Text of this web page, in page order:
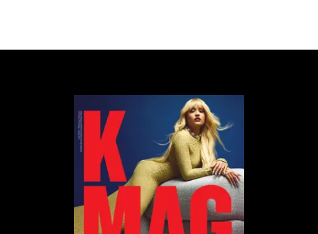
kwestii. Jeżeli dostaję tekst, którego wiem, że aktor
nawet nie będzie chciał bronić, bo tak bardzo nie
przystaje do naszego rozumienia rzeczywistości tu i
teraz – muszę wybrać. Czy przenosić akcję do
szesnastowiecznej Danii, gdzie ta dworska
konwencja i wiara w boga mają swoje miejsce? Czy